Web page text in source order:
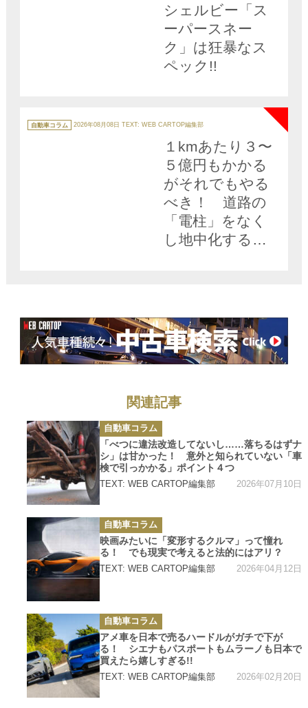
シェルビー「ス
ーパースネー
ク」は狂暴なス
ペック!!
テ
ゴ
自動車コラム 2026年08月08日 TEXT: WEB CARTOP編集部
１kmあたり３〜
５億円もかかる
がそれでもやる
べき！ 道路の
「電柱」をなく
し地中化する計
関連記事
カ
テ
ゴ
リ
ー
自動車コラム
「べつに違法改造してないし……落ちるはずナ
シ」は甘かった！ 意外と知られていない「車
検で引っかかる」ポイント４つ
TEXT: WEB CARTOP編集部 2026年07月10日
カ
テ
ゴ
リ
ー
自動車コラム
映画みたいに「変形するクルマ」って憧れ
る！ でも現実で考えると法的にはアリ？
TEXT: WEB CARTOP編集部 2026年04月12日
カ
テ
ゴ
リ
ー
自動車コラム
アメ車を日本で売るハードルがガチで下が
る！ シエナもパスポートもムラーノも日本で
買えたら嬉しすぎる!!
TEXT: WEB CARTOP編集部 2026年02月20日